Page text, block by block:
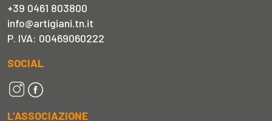
+39 0461 803800
info@artigiani.tn.it
P. IVA: 00469060222
SOCIAL
L’ASSOCIAZIONE